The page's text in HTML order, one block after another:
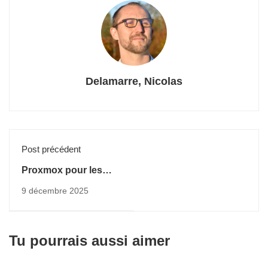
Delamarre, Nicolas
Post précédent
Proxmox pour les
9 décembre 2025
Tu pourrais aussi aimer